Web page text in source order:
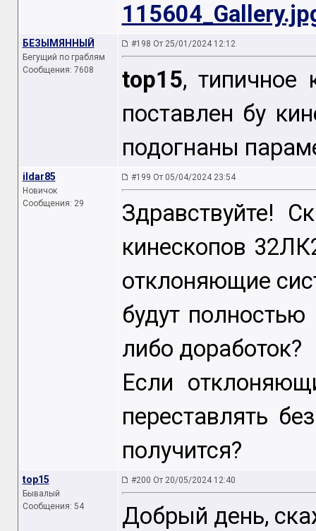
БЕЗЫМЯННЫЙ
Бегущий по граблям
Сообщения: 7608
#198 От 25/01/2024 12:12
top15, типичное
поставлен бу
подогнаны
ildar85
Новичок
Сообщения: 29
#199 От 05/04/2024 23:54
Здравствуйте!
кинескопов
отклоняющие
будут
либо доработок?
Если
переставлять
получится?
top15
Бывалый
Сообщения: 54
#200 От 20/05/2024 12:40
Добрый день,